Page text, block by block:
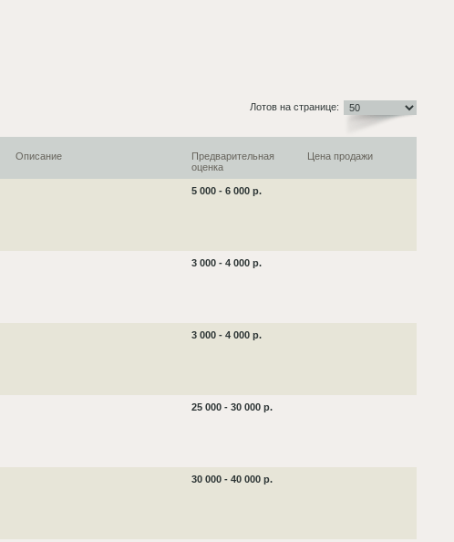
Лотов на странице:
Описание
Предварительная
оценка
Цена продажи
5 000 - 6 000 р.
3 000 - 4 000 р.
3 000 - 4 000 р.
25 000 - 30 000 р.
30 000 - 40 000 р.